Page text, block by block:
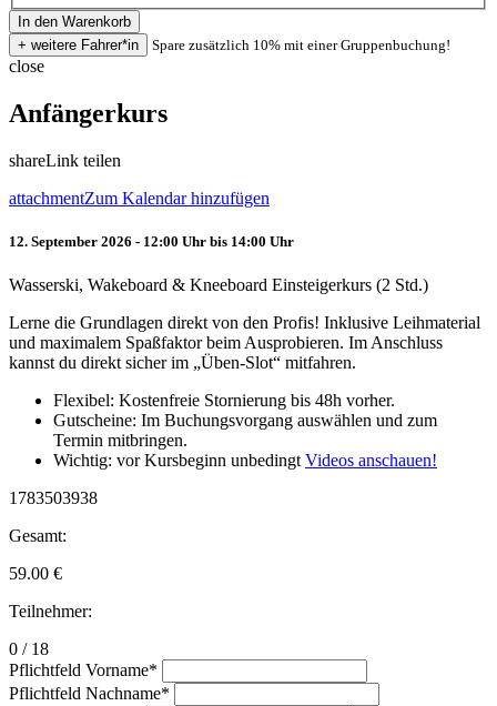
Spare zusätzlich 10% mit einer Gruppenbuchung!
close
Anfängerkurs
shareLink teilen
attachmentZum Kalendar hinzufügen
12. September 2026 - 12:00 Uhr bis 14:00 Uhr
Wasserski, Wakeboard & Kneeboard Einsteigerkurs (2 Std.)
Lerne die Grundlagen direkt von den Profis! Inklusive Leihmaterial
und maximalem Spaßfaktor beim Ausprobieren. Im Anschluss
kannst du direkt sicher im „Üben-Slot“ mitfahren.
Flexibel: Kostenfreie Stornierung bis 48h vorher.
Gutscheine: Im Buchungsvorgang auswählen und zum
Termin mitbringen.
Wichtig: vor Kursbeginn unbedingt Videos anschauen!
1783503938
Gesamt:
59.00 €
Teilnehmer:
0 / 18
Pflichtfeld Vorname*
Pflichtfeld Nachname*